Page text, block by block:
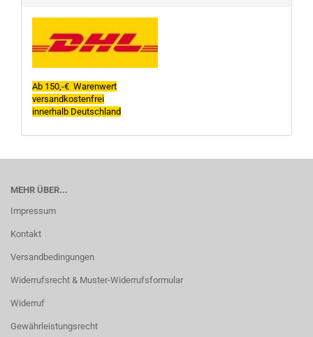
Ab 150,-€ Warenwert
versandkostenfrei
innerhalb Deutschland
MEHR ÜBER...
Impressum
Kontakt
Versandbedingungen
Widerrufsrecht & Muster-Widerrufsformular
Widerruf
Gewährleistungsrecht